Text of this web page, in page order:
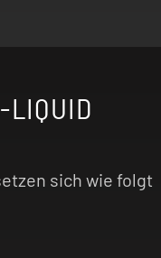
LIQUID
sich wie folgt